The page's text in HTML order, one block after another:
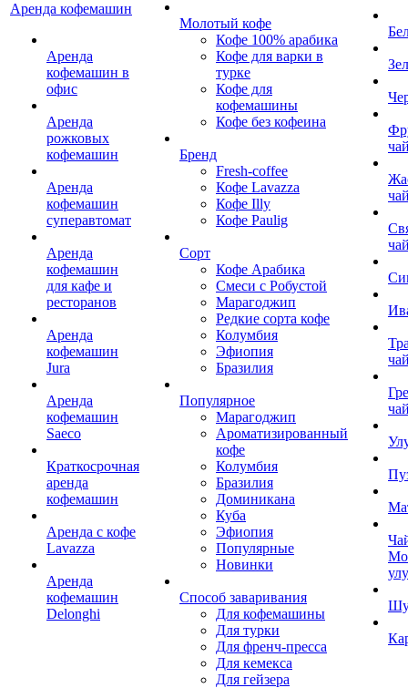
Аренда кофемашин
Аренда
кофемашин в
офис
Аренда
рожковых
кофемашин
Аренда
кофемашин
суперавтомат
Аренда
кофемашин
для кафе и
ресторанов
Аренда
кофемашин
Jura
Аренда
кофемашин
Saeco
Краткосрочная
аренда
кофемашин
Аренда с кофе
Lavazza
Аренда
кофемашин
Delonghi
Молотый кофе
Кофе 100% арабика
Кофе для варки в
турке
Кофе для
кофемашины
Кофе без кофеина
Бренд
Fresh-coffee
Кофе Lavazza
Кофе Illy
Кофе Paulig
Сорт
Кофе Арабика
Смеси с Робустой
Марагоджип
Редкие сорта кофе
Колумбия
Эфиопия
Бразилия
Популярное
Марагоджип
Ароматизированный
кофе
Колумбия
Бразилия
Доминикана
Куба
Эфиопия
Популярные
Новинки
Способ заваривания
Для кофемашины
Для турки
Для френч-пресса
Для кемекса
Для гейзера
Шу